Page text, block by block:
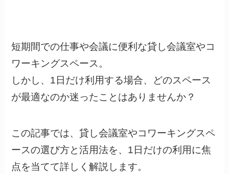
短期間での仕事や会議に便利な貸し会議室やコ
ワーキングスペース。
しかし、1日だけ利用する場合、どのスペース
が最適なのか迷ったことはありませんか？
この記事では、貸し会議室やコワーキングスペ
ースの選び方と活用法を、1日だけの利用に焦
点を当てて詳しく解説します。